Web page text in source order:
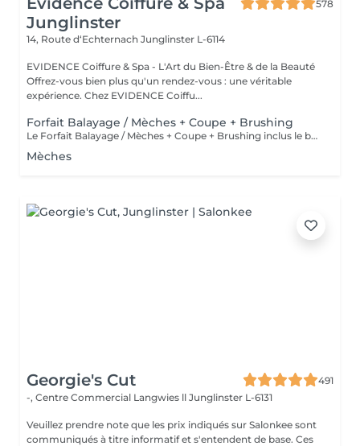
Junglinster
578
14, Route d‘Echternach Junglinster L-6114
EVIDENCE Coiffure & Spa - L'Art du Bien-Être & de la Beauté
Offrez-vous bien plus qu'un rendez-vous : une véritable
expérience. Chez EVIDENCE Coiffu...
Forfait Balayage / Mèches + Coupe + Brushing
Le Forfait Balayage / Mèches + Coupe + Brushing inclus le balayage, le traitement, la coupe, le brushing, le shampoing et le soin. Le prix pourra varier en fonction de la longueur des cheveux. Pour tout renseignement complémentaire, n'hésitez pas à nous appeler.
Mèches
Georgie's Cut
491
-, Centre Commercial Langwies ll Junglinster L-6131
Veuillez prendre note que les prix indiqués sur Salonkee sont
communiqués à titre informatif et s'entendent de base. Ces